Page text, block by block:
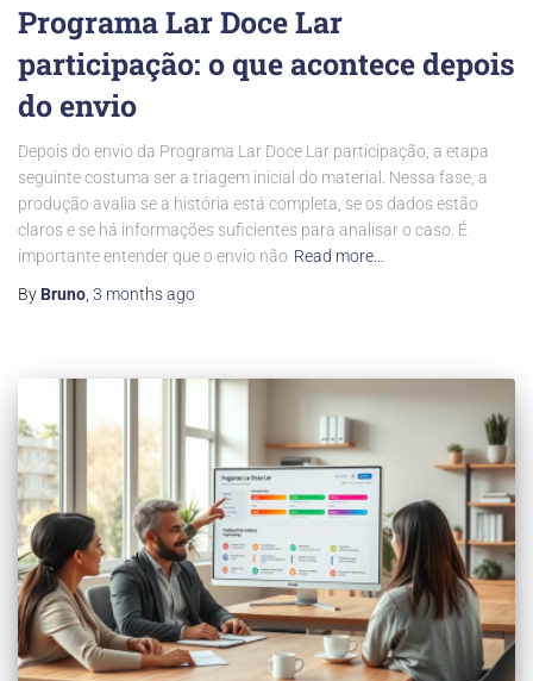
Programa Lar Doce Lar
participação: o que acontece depois
do envio
Depois do envio da Programa Lar Doce Lar participação, a etapa
seguinte costuma ser a triagem inicial do material. Nessa fase, a
produção avalia se a história está completa, se os dados estão
claros e se há informações suficientes para analisar o caso. É
importante entender que o envio não Read more…
By Bruno 3 monthsago